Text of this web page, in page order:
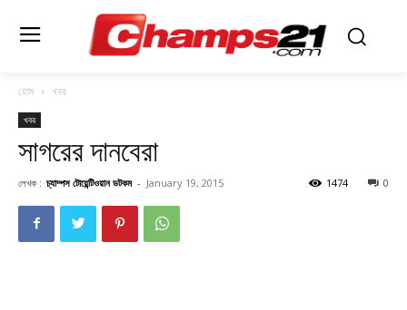
হোম খবর
খবর
সাগরের দানবেরা
লেখক : চ্যাম্পস টোয়েন্টিওয়ান ডটকম - January 19, 2015 0
1474